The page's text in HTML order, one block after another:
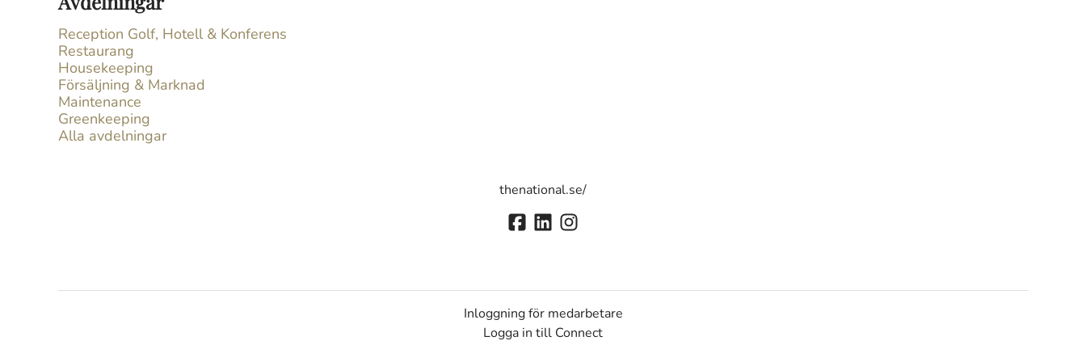
Reception Golf, Hotell & Konferens
Restaurang
Housekeeping
Försäljning & Marknad
Maintenance
Greenkeeping
Alla avdelningar
thenational.se/
Inloggning för medarbetare
Logga in till Connect